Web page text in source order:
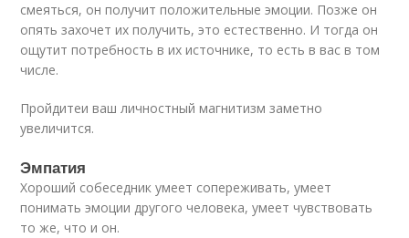
смеяться, он получит положительные эмоции. Позже он
опять захочет их получить, это естественно. И тогда он
ощутит потребность в их источнике, то есть в вас в том
числе.
Пройдитеи ваш личностный магнитизм заметно
увеличится.
Эмпатия
Хороший собеседник умеет сопереживать, умеет
понимать эмоции другого человека, умеет чувствовать
то же, что и он.